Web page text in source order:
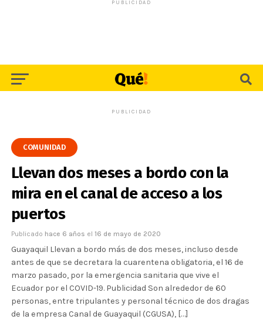
PUBLICIDAD
PUBLICIDAD
COMUNIDAD
Llevan dos meses a bordo con la
mira en el canal de acceso a los
puertos
Publicado hace 6 años el 16 de mayo de 2020
Guayaquil Llevan a bordo más de dos meses, incluso desde
antes de que se decretara la cuarentena obligatoria, el 16 de
marzo pasado, por la emergencia sanitaria que vive el
Ecuador por el COVID-19. Publicidad Son alrededor de 60
personas, entre tripulantes y personal técnico de dos dragas
de la empresa Canal de Guayaquil (CGUSA), […]